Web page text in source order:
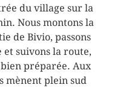
du village sur la
Nous montons la
de Bivio, passons
et suivons la route,
bien préparée. Aux
mènent plein sud